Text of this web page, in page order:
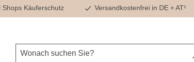
Shops Käuferschutz Versandkostenfrei in DE + AT¹